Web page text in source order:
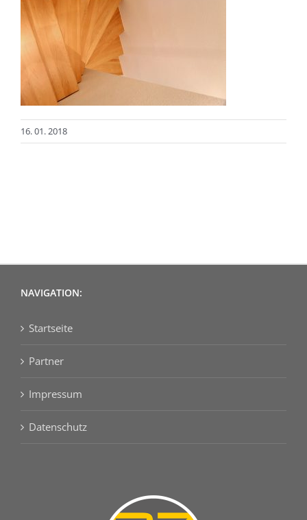
16. 01. 2018
NAVIGATION:
Startseite
Partner
Impressum
Datenschutz